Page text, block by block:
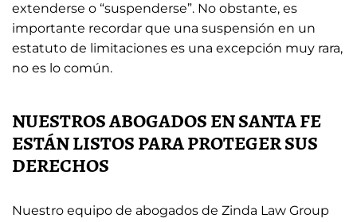
extenderse o “suspenderse”. No obstante, es
importante recordar que una suspensión en un
estatuto de limitaciones es una excepción muy rara,
no es lo común.
NUESTROS ABOGADOS EN SANTA FE
ESTÁN LISTOS PARA PROTEGER SUS
DERECHOS
Nuestro equipo de abogados de Zinda Law Group